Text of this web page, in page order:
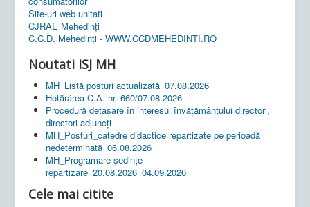
Site-uri web unitati
CJRAE Mehedinți
C.C.D. Mehedinţi - WWW.CCDMEHEDINTI.RO
Noutati ISJ MH
MH_Listă posturi actualizată_07.08.2026
Hotărârea C.A. nr. 660/07.08.2026
Procedură detașare în interesul învățământului directori,
directori adjuncți
MH_Posturi_catedre didactice repartizate pe perioadă
nedeterminată_06.08.2026
MH_Programare ședințe
repartizare_20.08.2026_04.09.2026
Cele mai citite